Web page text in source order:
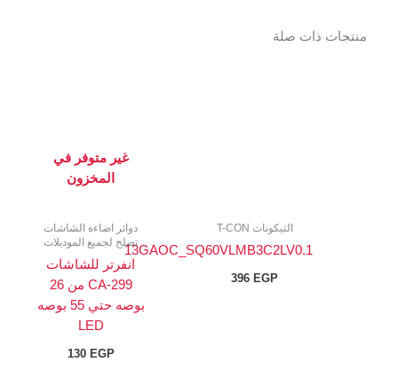
منتجات ذات صلة
التيكونات T-CON
13GAOC_SQ60VLMB3C2LV0.1
396EGP
غير متوفر في
المخزون
دوائر اضاءة الشاشات
تصلح لجميع الموديلات
انفرتر للشاشات
CA-299 من 26
بوصه حتي 55 بوصه
LED
130 EGP